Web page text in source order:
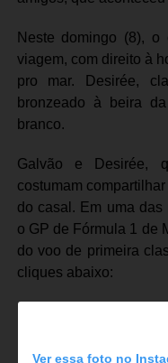
Neste domingo (8),
viagem, com direito à
pro mar. Desirée,
bronzeado à beira
branco.
Galvão e Desirée,
costumam
do casal. Em uma
o GP de Fórmula 1 de
do voo de primeira
cliques abaixo:
Ver essa foto no